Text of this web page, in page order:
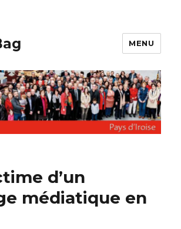
MENU
d’un
médiatique en